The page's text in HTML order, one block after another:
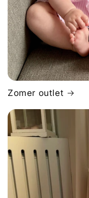
Zomer outlet